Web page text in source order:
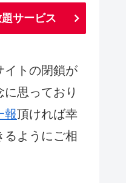
サービス
トの閉鎖が
思っており
報頂ければ幸
るようにご相